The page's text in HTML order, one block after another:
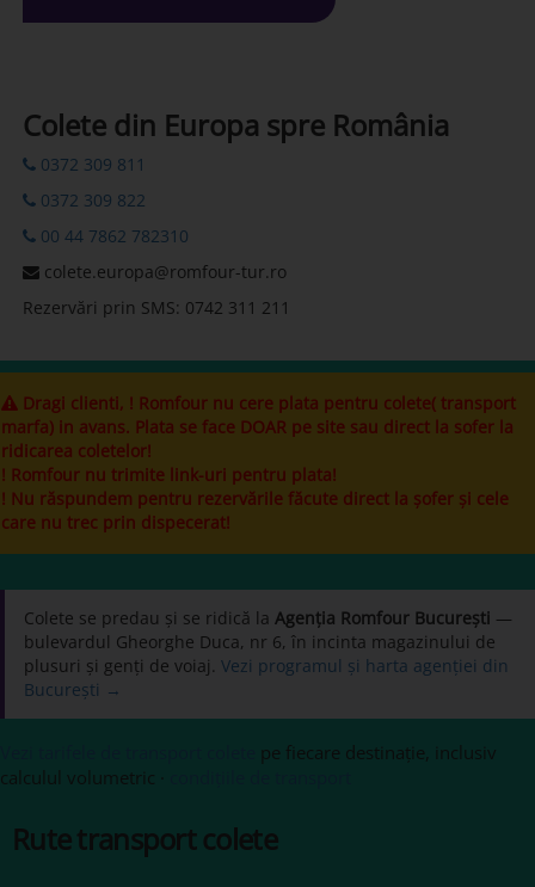
Colete din Europa spre România
0372 309 811
0372 309 822
00 44 7862 782310
colete.europa@romfour-tur.ro
Rezervări prin SMS: 0742 311 211
Dragi clienti, ! Romfour nu cere plata pentru colete( transport
marfa) in avans. Plata se face DOAR pe site sau direct la sofer la
ridicarea coletelor!
! Romfour nu trimite link-uri pentru plata!
! Nu răspundem pentru rezervările făcute direct la șofer și cele
care nu trec prin dispecerat!
Colete se predau și se ridică la Agenția Romfour București —
bulevardul Gheorghe Duca, nr 6, în incinta magazinului de
plusuri și genți de voiaj. Vezi programul și harta agenției din
București →
pe fiecare destinație, inclusiv
calculul volumetric ·
Rute transport colete